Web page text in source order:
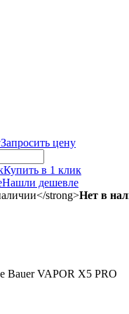
Запросить цену
Купить в 1 клик
Нашли дешевле
Нет в
Bauer VAPOR X5 PRO